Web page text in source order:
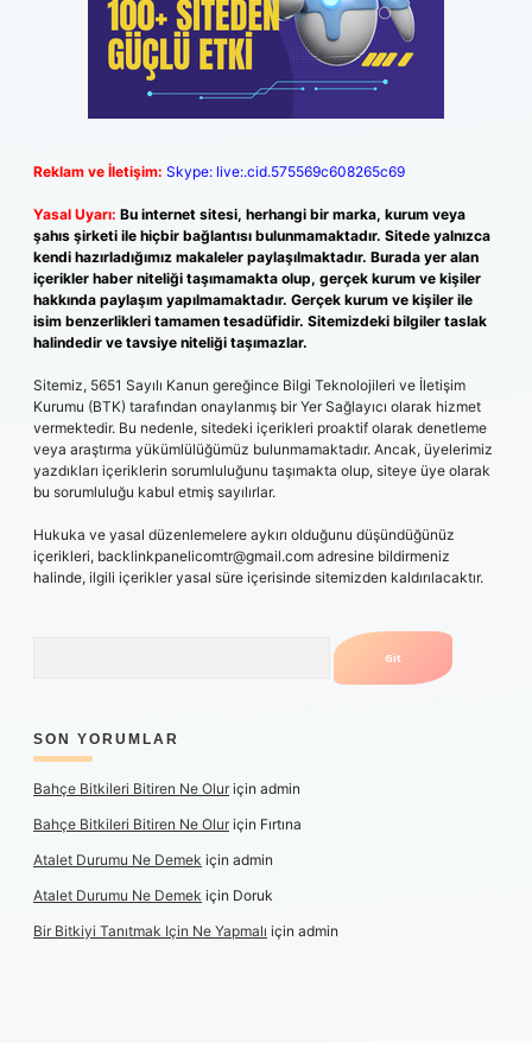
Reklam ve İletişim: Skype: live:.cid.575569c608265c69
Yasal Uyarı: Bu internet sitesi, herhangi bir marka, kurum veya
şahıs şirketi ile hiçbir bağlantısı bulunmamaktadır. Sitede yalnızca
kendi hazırladığımız makaleler paylaşılmaktadır. Burada yer alan
içerikler haber niteliği taşımamakta olup, gerçek kurum ve kişiler
hakkında paylaşım yapılmamaktadır. Gerçek kurum ve kişiler ile
isim benzerlikleri tamamen tesadüfidir. Sitemizdeki bilgiler taslak
halindedir ve tavsiye niteliği taşımazlar.
Sitemiz, 5651 Sayılı Kanun gereğince Bilgi Teknolojileri ve İletişim
Kurumu (BTK) tarafından onaylanmış bir Yer Sağlayıcı olarak hizmet
vermektedir. Bu nedenle, sitedeki içerikleri proaktif olarak denetleme
veya araştırma yükümlülüğümüz bulunmamaktadır. Ancak, üyelerimiz
yazdıkları içeriklerin sorumluluğunu taşımakta olup, siteye üye olarak
bu sorumluluğu kabul etmiş sayılırlar.
Hukuka ve yasal düzenlemelere aykırı olduğunu düşündüğünüz
içerikleri, backlinkpanelicomtr@gmail.com adresine bildirmeniz
halinde, ilgili içerikler yasal süre içerisinde sitemizden kaldırılacaktır.
SON YORUMLAR
Bahçe Bitkileri Bitiren Ne Oluriçin admin
Bahçe Bitkileri Bitiren Ne Oluriçin Fırtına
Atalet Durumu Ne Demek için admin
Atalet Durumu Ne Demek için Doruk
Bir Bitkiyi Tanıtmak Için Ne Yapmalı için admin